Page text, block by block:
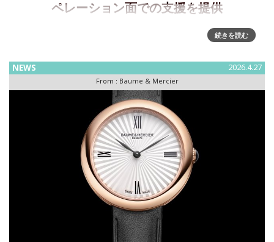
ペレーション面での支援を提供
ダミアーニ・グループによるボーム＆メルシエ買収完了を発
表リシュモンとダミアーニ・グループは、2026年1月22日に
ランザクションにより、高級時計ブランド「ボーム＆メルシ
エ」の全株
続きを読む
NEWS 2026.4.27
From : Baume & Mercier